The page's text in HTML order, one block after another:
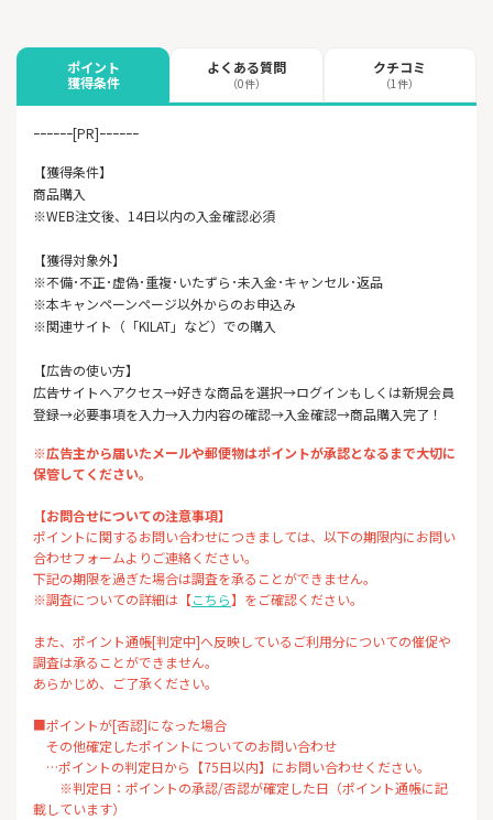
ポイント
獲得条件
よくある質問
（0件）
クチコミ
（1件）
ｰｰｰｰｰｰ[PR]ｰｰｰｰｰｰ
【獲得条件】
商品購入
※WEB注文後、14日以内の入金確認必須
【獲得対象外】
※不備･不正･虚偽･重複･いたずら･未入金･キャンセル･返品
※本キャンペーンページ以外からのお申込み
※関連サイト（「KILAT」など）での購入
【広告の使い方】
広告サイトへアクセス→好きな商品を選択→ログインもしくは新規会員
登録→必要事項を入力→入力内容の確認→入金確認→商品購入完了！
※広告主から届いたメールや郵便物はポイントが承認となるまで大切に
保管してください。
【お問合せについての注意事項】
ポイントに関するお問い合わせにつきましては、以下の期限内にお問い
合わせフォームよりご連絡ください。
下記の期限を過ぎた場合は調査を承ることができません。
※調査についての詳細は【こちら】をご確認ください。
また、ポイント通帳[判定中]へ反映しているご利用分についての催促や
調査は承ることができません。
あらかじめ、ご了承ください。
■ポイントが[否認]になった場合
その他確定したポイントについてのお問い合わせ
…ポイントの判定日から【75日以内】にお問い合わせください。
※判定日：ポイントの承認/否認が確定した日（ポイント通帳に記
載しています）